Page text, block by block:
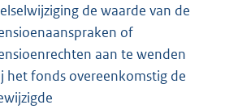
de waarde van de
of
aan te wenden
het fonds overeenkomstig de